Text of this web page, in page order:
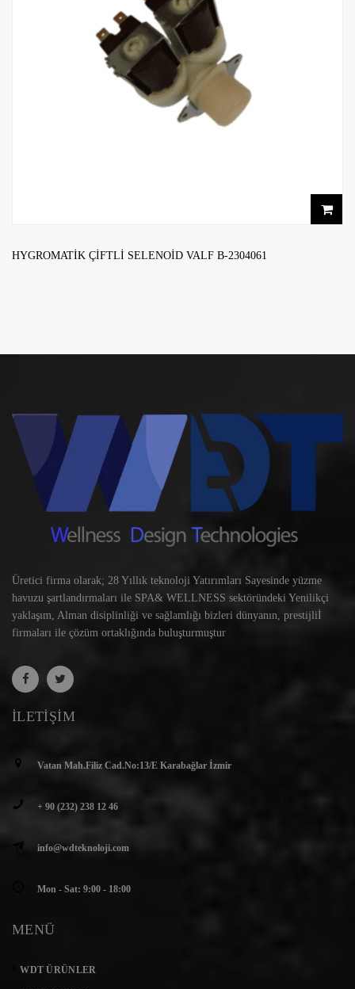
HYGROMATIK ÇIFTLI SELENOID VALF B-2304061
Üretici firma olarak; 28 Yıllık teknoloji Yatırımları Sayesinde yüzme
havuzu şartlandırmaları ile SPA& WELLNESS sektöründeki Yenilikçi
yaklaşım, Alman disiplinliği ve sağlamlığı bizleri dünyanın, prestijliİ
firmaları ile çözüm ortaklığında buluşturmuştur
İLETIŞIM
Vatan Mah.Filiz Cad.No:13/E Karabağlar İzmir
+ 90 (232) 238 12 46
info@wdteknoloji.com
Mon - Sat: 9:00 - 18:00
MENÜ
WDT ÜRÜNLER